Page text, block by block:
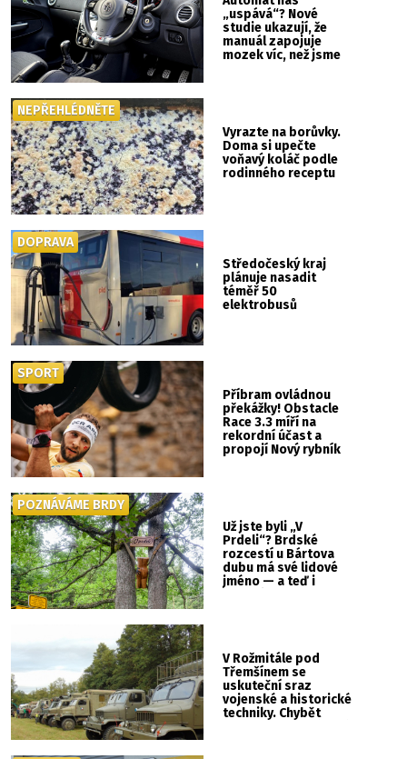
„uspává“? Nové
studie ukazují, že
manuál zapojuje
mozek víc, než jsme
Vyrazte na borůvky.
Doma si upečte
voňavý koláč podle
rodinného receptu
NEPŘEHLÉDNĚTE
Středočeský kraj
plánuje nasadit
téměř 50
elektrobusů
DOPRAVA
Příbram ovládnou
překážky! Obstacle
Race 3.3 míří na
rekordní účast a
propojí Nový rybník
SPORT
Už jste byli „V
Prdeli“? Brdské
rozcestí u Bártova
dubu má své lidové
jméno — a teď i
POZNÁVÁME BRDY
V Rožmitále pod
Třemšínem se
uskuteční sraz
vojenské a historické
techniky. Chybět